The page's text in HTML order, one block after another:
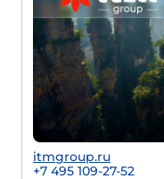
itmgroup.ru
+7 495 109-27-52